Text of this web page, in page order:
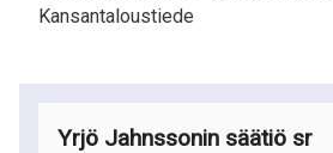
Kansantaloustiede
Yrjö Jahnssonin säätiö sr